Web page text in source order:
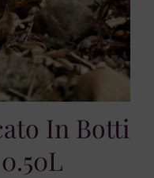
In Botti